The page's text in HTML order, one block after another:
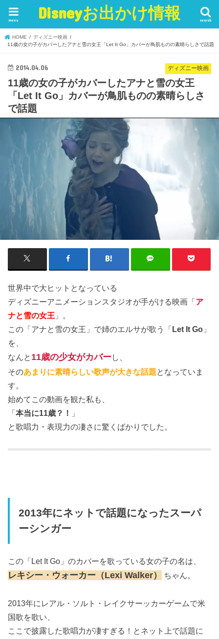
Disneyお出かけ情報 search
menu
HOME
ディズニー映画
11歳の女の子がカバーしたアナと雪の女王「Let It Go」カバーが鳥肌ものの素晴らしさで話題
ディズニー映画
2014.04.06
11歳の女の子がカバーしたアナと雪の女王
「Let It Go」カバーが鳥肌ものの素晴らしさ
で話題
世界中で大ヒットとなっている
ディズニーアニメーションスタジオが手がける映画「ア
ナと雪の女王 」。
この「アナと雪の女王」で姉のエルサが歌う「Let It Go 」
を、
なんと 11歳の少女がカバーし、
そのあまりに素晴らしい歌声が大きな話題となっていま
す。
始めてこの動画を観た私も、
「本当に11歳？！
」
と歌唱力・表現力の凄さに驚くばかりでした。
2013年にネットで話題になったスーパ
ーシンガー
この「Let It Go」のカバーを歌っている女の子の名は、
レキシー・ウォーカー（Lexi Walker） ちゃん。
2013年にレアル・ソルト・レイクサーッカーゲームで米
国歌を歌い、
ここで披露した歌唱力が凄すぎる！とネット上で話題に